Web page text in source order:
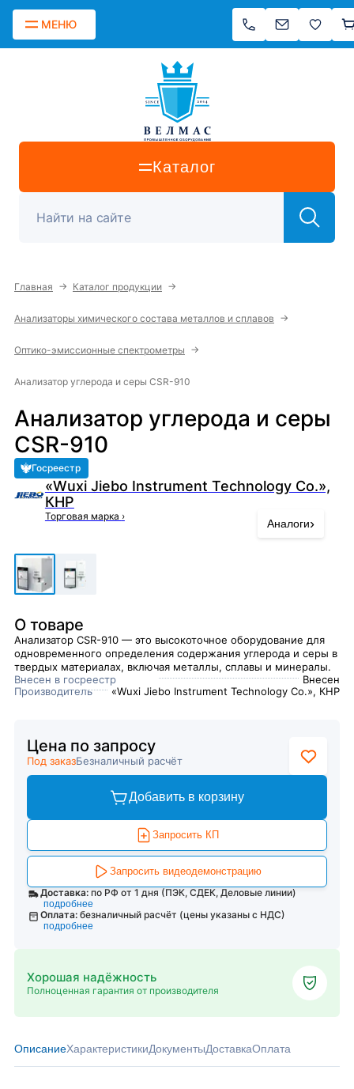
МЕНЮ
Каталог
Главная → Каталог продукции →
Анализаторы химического состава металлов и сплавов →
Оптико-эмиссионные спектрометры →
Анализатор углерода и серы CSR-910
Анализатор углерода и серы
CSR-910
Госреестр
«Wuxi Jiebo Instrument Technology Co.»,
КНР
Торговая марка ›
Аналоги›
О товаре
Анализатор CSR-910 — это высокоточное оборудование для
одновременного определения содержания углерода и серы в
твердых материалах, включая металлы, сплавы и минералы.
Внесен в госреестр
Внесен
Производитель
«Wuxi Jiebo Instrument Technology Co.», КНР
Цена по запросу
Под заказБезналичный расчёт
Добавить в корзину
Запросить КП
Запросить видеодемонстрацию
Доставка: по РФ от 1 дня (ПЭК, СДЕК, Деловые линии)
подробнее
Оплата: безналичный расчёт (цены указаны с НДС)
подробнее
Хорошая надёжность
Полноценная гарантия от производителя
ОписаниеХарактеристикиДокументыДоставкаОплата